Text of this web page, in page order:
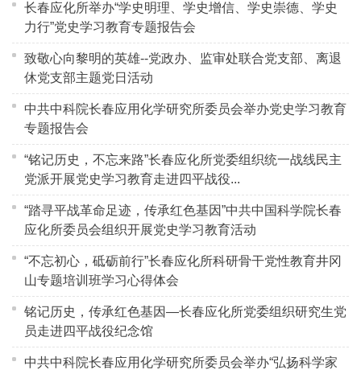
长春应化所举办“学史明理、学史增信、学史崇德、学史
力行”党史学习教育专题报告会
致敬心向黎明的英雄--党政办、监审处联合党支部、离退
休党支部主题党日活动
中共中科院长春应用化学研究所委员会举办党史学习教育
专题报告会
“铭记历史，不忘来路”长春应化所党委组织统一战线民主
党派开展党史学习教育走进四平战役...
“踏寻平战革命足迹，传承红色基因”中共中国科学院长春
应化所委员会组织开展党史学习教育活动
“不忘初心，砥砺前行”长春应化所科研骨干党性教育井冈
山专题培训班学习心得体会
铭记历史，传承红色基因—长春应化所党委组织研究生党
员走进四平战役纪念馆
中共中科院长春应用化学研究所委员会举办“弘扬科学家